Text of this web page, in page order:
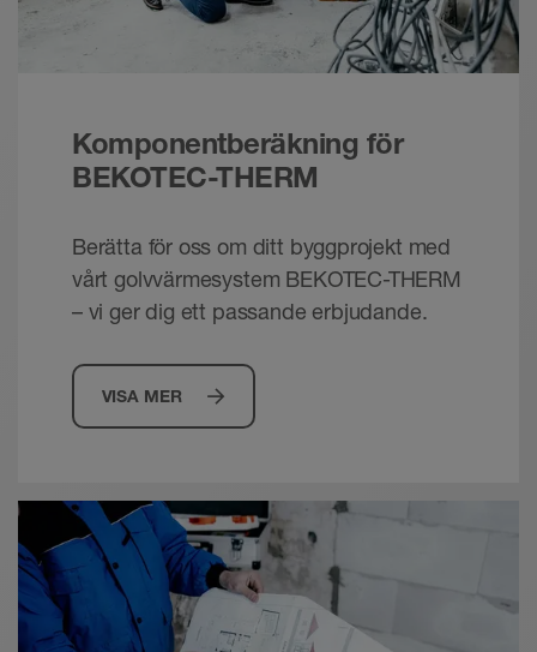
PDF – 14,87 MB
Komponentberäkning för
BEKOTEC-THERM
Berätta för oss om ditt byggprojekt med
vårt golvvärmesystem BEKOTEC-THERM
– vi ger dig ett passande erbjudande.
VISA MER